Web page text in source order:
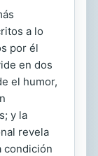
a lo
por él
en dos
el humor,
y la
revela
condición